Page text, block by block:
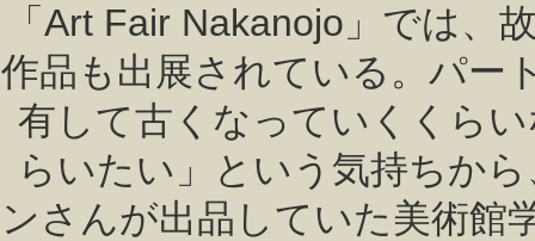
「Art Fair Nakanojo」では、
作品も出展されている。パー
有して古くなっていくくら
らいたい」という気持ちか
ンさんが出品していた美術館